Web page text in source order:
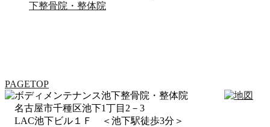
下整骨院・整体院
PAGETOP
名古屋市千種区池下1丁目2－3
LAC池下ビル１Ｆ ＜池下駅徒歩3分＞